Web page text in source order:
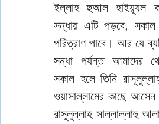
ইল্লাহ হুআল হাইয়্যূল
সন্ধায় এটি পড়বে, সকাল
পরিত্রাণ পাবে। আর যে
সন্ধা পর্যন্ত আমাদের
সকাল হলে তিনি
ওয়াসাল্লামের কাছে
রাসূলুল্লাহ সাল্লাল্লাহু